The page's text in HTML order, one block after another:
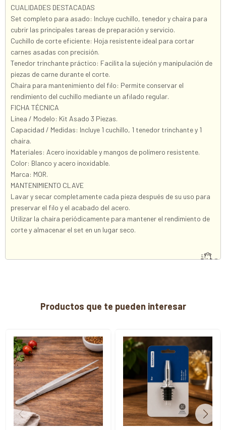
CUALIDADES DESTACADAS
Set completo para asado: Incluye cuchillo, tenedor y chaira para
cubrir las principales tareas de preparación y servicio.
Cuchillo de corte eficiente: Hoja resistente ideal para cortar
carnes asadas con precisión.
Tenedor trinchante práctico: Facilita la sujeción y manipulación de
piezas de carne durante el corte.
Chaira para mantenimiento del filo: Permite conservar el
rendimiento del cuchillo mediante un afilado regular.
FICHA TÉCNICA
Línea / Modelo: Kit Asado 3 Piezas.
Capacidad / Medidas: Incluye 1 cuchillo, 1 tenedor trinchante y 1
chaira.
Materiales: Acero inoxidable y mangos de polímero resistente.
Color: Blanco y acero inoxidable.
Marca: MOR.
MANTENIMIENTO CLAVE
Lavar y secar completamente cada pieza después de su uso para
preservar el filo y el acabado del acero.
Utilizar la chaira periódicamente para mantener el rendimiento de
corte y almacenar el set en un lugar seco.
Productos que te pueden interesar